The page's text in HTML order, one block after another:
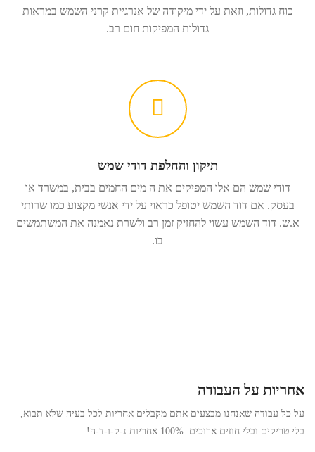
כוח גדולות, וזאת על ידי מיקודה של אנרגיית קרני השמש במראות
גדולות המפיקות חום רב.
תיקון והחלפת דודי שמש
דודי שמש הם אלו המפיקים את ה מים החמים בבית, במשרד או
בעסק. אם דוד השמש יטופל כראוי על ידי אנשי מקצוע כמו שרותי
א.ש. דוד השמש עשוי להחזיק זמן רב ולשרת נאמנה את המשתמשים
בו.
אחריות על העבודה
על כל עבודה שאנחנו מבצעים אתם מקבלים אחריות לכל בעיה שלא תבוא,
בלי טריקים ובלי חוזים ארוכים. 100% אחריות נ-ק-ו-ד-ה!